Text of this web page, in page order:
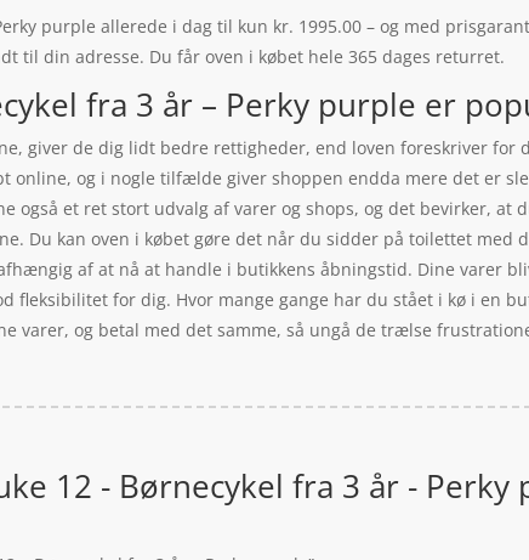
purple allerede i dag til kun kr. 1995.00 – og med
til din adresse. Du får oven i købet hele 365 dages returret.
fra 3 år – Perky purple er
giver de dig lidt bedre rettigheder, end loven foreskriver for
online, og i nogle tilfælde giver shoppen endda mere det er
også et ret stort udvalg af varer og shops, og det bevirker, at
Du kan oven i købet gøre det når du sidder på toilettet med
af at nå at handle i butikkens åbningstid. Dine varer
fleksibilitet for dig. Hvor mange gange har du stået i kø i en
varer, og betal med det samme, så ungå de trælse
12 - Børnecykel fra 3 år - Perky